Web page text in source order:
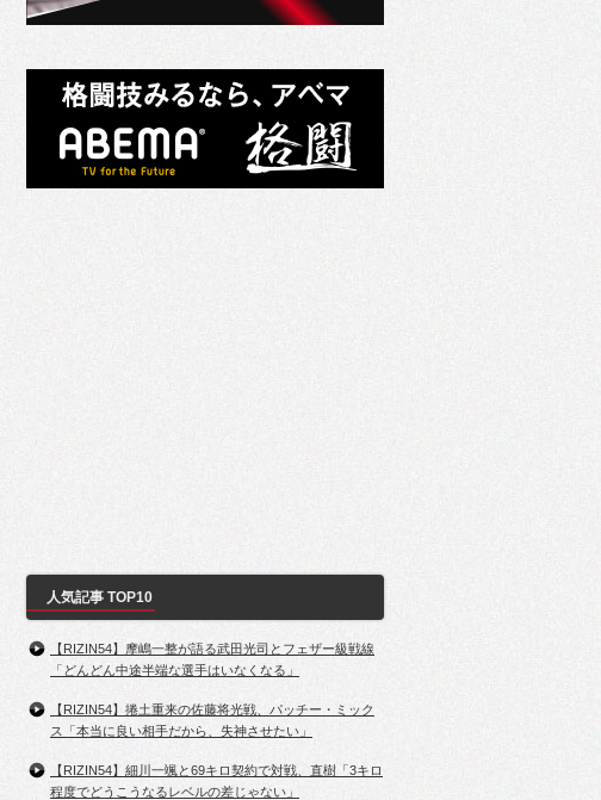
人気記事 TOP10
【RIZIN54】摩嶋一整が語る武田光司とフェザー級戦線
「どんどん中途半端な選手はいなくなる」
【RIZIN54】捲土重来の佐藤将光戦、パッチー・ミック
ス「本当に良い相手だから、失神させたい」
【RIZIN54】細川一颯と69キロ契約で対戦、直樹「3キロ
程度でどうこうなるレベルの差じゃない」